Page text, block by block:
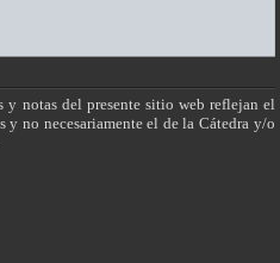
notas del presente sitio web reflejan el
y no necesariamente el de la Cátedra y/o